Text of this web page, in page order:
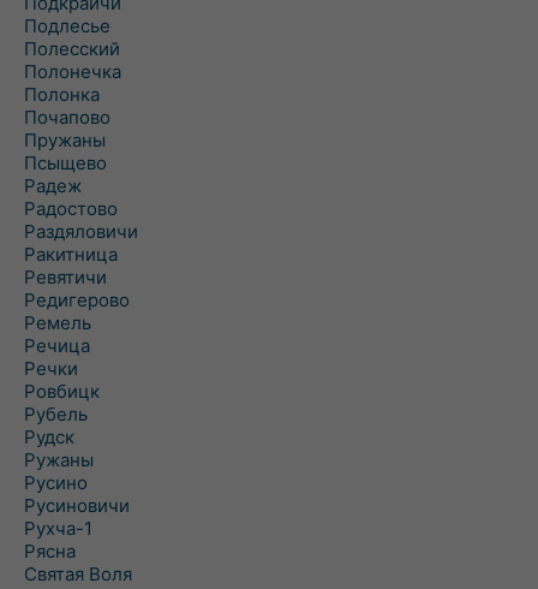
Подлесье
Полесский
Полонечка
Полонка
Почапово
Пружаны
Псыщево
Радеж
Радостово
Раздяловичи
Ракитница
Ревятичи
Редигерово
Ремель
Речица
Речки
Ровбицк
Рубель
Рудск
Ружаны
Русино
Русиновичи
Рухча-1
Рясна
Святая Воля